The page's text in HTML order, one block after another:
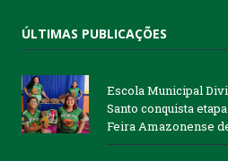
ÚLTIMAS PUBLICAÇÕES
Escola Municipal
Santo conquista
Feira Amazonense